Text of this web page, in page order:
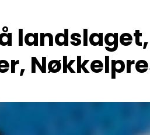
landslaget,